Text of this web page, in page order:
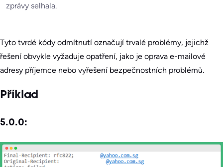
zprávy selhala.
Tyto tvrdé kódy odmítnutí označují trvalé problémy, jejichž
řešení obvykle vyžaduje opatření, jako je oprava e-mailové
adresy příjemce nebo vyřešení bezpečnostních problémů.
Příklad
5.0.0: